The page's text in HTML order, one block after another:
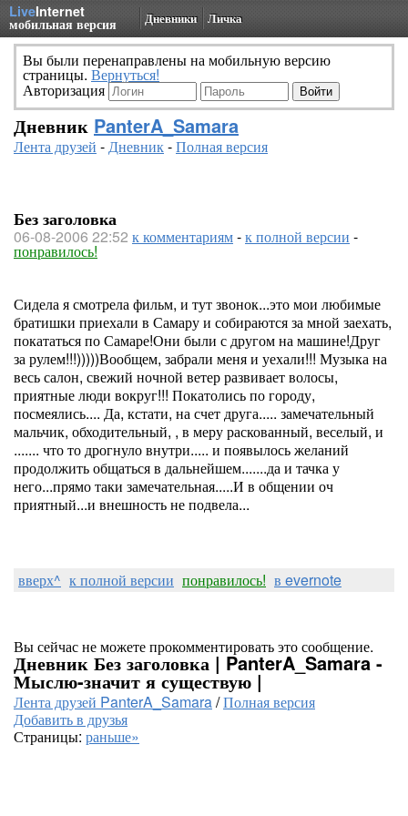
LiveInternet
мобильная версия Дневники Личка
Вы были перенаправлены на мобильную версию
страницы. Вернуться!
Авторизация
Дневник PanterA_Samara
Лента друзей -Дневник-Полная версия
Без заголовка
06-08-2006 22:52 к комментариям-к полной версии -
понравилось!
Сидела я смотрела фильм, и тут звонок...это мои любимые
братишки приехали в Самару и собираются за мной заехать,
покататься по Самаре!Они были с другом на машине!Друг
за рулем!!!)))))Вообщем, забрали меня и уехали!!! Музыка на
весь салон, свежий ночной ветер развивает волосы,
приятные люди вокруг!!! Покатолись по городу,
посмеялись.... Да, кстати, на счет друга..... замечательный
мальчик, обходительный, , в меру раскованный, веселый, и
....... что то дрогнуло внутри..... и появылось желаний
продолжить общаться в дальнейшем.......да и тачка у
него...прямо таки замечательная.....И в общении оч
приятный...и внешность не подвела...
вверх^ к полной версии понравилось! в evernote
Вы сейчас не можете прокомментировать это сообщение.
Дневник Без заголовка | PanterA_Samara -
Мыслю-значит я существую |
Лента друзей PanterA_Samara/Полная версия
Добавить в друзья
Страницы: раньше»